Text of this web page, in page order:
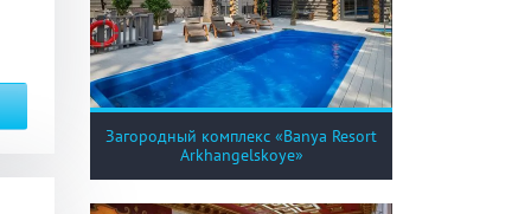
Загородный комплекс «Banya Resort
Arkhangelskoye»